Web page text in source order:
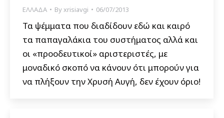
ΕΛΛΑΔΑ Byxrisiavgi 06/07/2013
Τα ψέμματα που διαδίδουν εδώ και καιρό
τα παπαγαλάκια του συστήματος αλλά και
οι «προοδευτικοί» αριστεριστές, με
μοναδικό σκοπό να κάνουν ότι μπορούν για
να πλήξουν την Χρυσή Αυγή, δεν έχουν όριο!